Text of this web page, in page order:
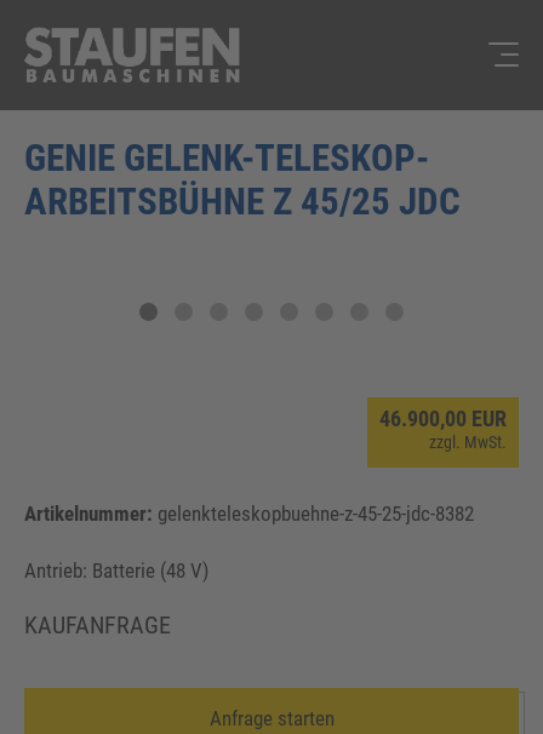
GENIE GELENK-TELESKOP-
ARBEITSBÜHNE Z 45/25 JDC
46.900,00 EUR
zzgl. MwSt.
Artikelnummer: gelenkteleskopbuehne-z-45-25-jdc-8382
Antrieb: Batterie (48 V)
KAUFANFRAGE
Anfrage starten